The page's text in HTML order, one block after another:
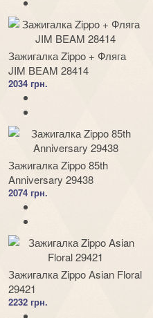
Зажигалка Zippo + Фляга
JIM BEAM 28414
2034 грн.
Зажигалка Zippo 85th
Anniversary 29438
2074 грн.
Зажигалка Zippo Asian Floral
29421
2232 грн.